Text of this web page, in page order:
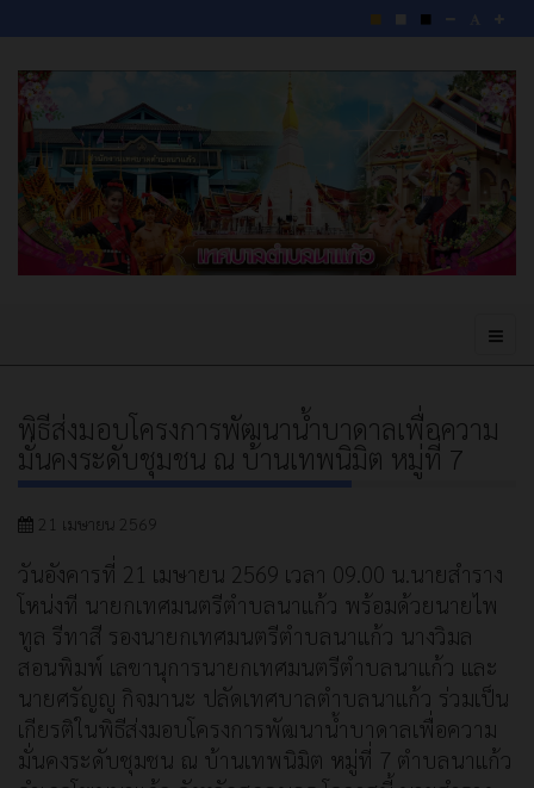
พิธีส่งมอบโครงการพัฒนาน้ำบาดาลเพื่อความ
มั่นคงระดับชุมชน ณ บ้านเทพนิมิต หมู่ที่ 7
21 เมษายน 2569
วันอังคารที่ 21 เมษายน 2569 เวลา 09.00 น.นายสำราง
โหน่งที นายกเทศมนตรีตำบลนาแก้ว พร้อมด้วยนายไพ
ทูล รีทาสี รองนายกเทศมนตรีตำบลนาแก้ว นางวิมล
สอนพิมพ์ เลขานุการนายกเทศมนตรีตำบลนาแก้ว และ
นายศรัญญู กิจมานะ ปลัดเทศบาลตำบลนาแก้ว ร่วมเป็น
เกียรติในพิธีส่งมอบโครงการพัฒนาน้ำบาดาลเพื่อความ
มั่นคงระดับชุมชน ณ บ้านเทพนิมิต หมู่ที่ 7 ตำบลนาแก้ว